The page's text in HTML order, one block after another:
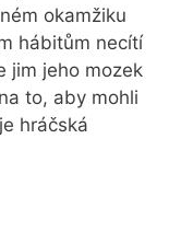
okamžiku
hábitům necítí
jim jeho mozek
to, aby mohli
hráčská